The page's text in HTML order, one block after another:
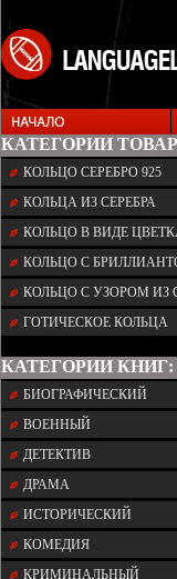
КАТЕГОРИИ
КОЛЬЦО СЕРЕБРО 925
КОЛЬЦА ИЗ СЕРЕБРА
КОЛЬЦО В ВИДЕ
КОЛЬЦО С
КОЛЬЦО С УЗОРОМ ИЗ
ГОТИЧЕСКОЕ КОЛЬЦА
КАТЕГОРИИ КНИГ:
БИОГРАФИЧЕСКИЙ
ВОЕННЫЙ
ДЕТЕКТИВ
ДРАМА
ИСТОРИЧЕСКИЙ
КОМЕДИЯ
КРИМИНАЛЬНЫЙ